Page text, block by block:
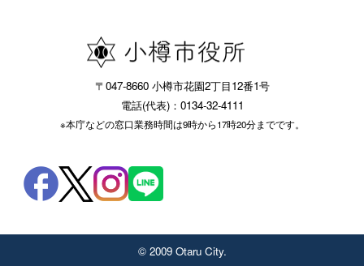
〒047-8660 小樽市花園2丁目12番1号
電話(代表)：0134-32-4111
※本庁などの窓口業務時間は9時から17時20分までです。
© 2009 Otaru City.